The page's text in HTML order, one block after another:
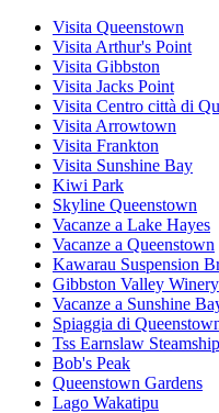
Visita Queenstown
Visita Arthur's Point
Visita Gibbston
Visita Jacks Point
Visita Centro città di
Visita Arrowtown
Visita Frankton
Visita Sunshine Bay
Kiwi Park
Skyline Queenstown
Vacanze a Lake Hayes
Vacanze a Queenstown
Kawarau Suspension
Gibbston Valley Winery
Vacanze a Sunshine
Spiaggia di
Tss Earnslaw Steamship
Bob's Peak
Queenstown Gardens
Lago Wakatipu